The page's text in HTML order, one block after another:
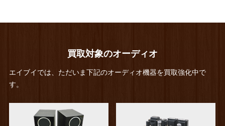
買取対象のオーディオ
エイブイでは、ただいま下記のオーディオ機器を買取強化中で
す。